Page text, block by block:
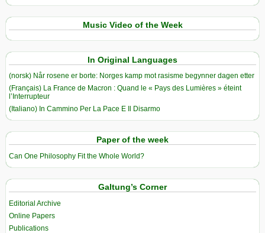
Music Video of the Week
In Original Languages
(norsk) Når rosene er borte: Norges kamp mot rasisme begynner dagen etter
(Français) La France de Macron : Quand le « Pays des Lumières » éteint
l’Interrupteur
(Italiano) In Cammino Per La Pace E Il Disarmo
Paper of the week
Can One Philosophy Fit the Whole World?
Galtung’s Corner
Editorial Archive
Online Papers
Publications